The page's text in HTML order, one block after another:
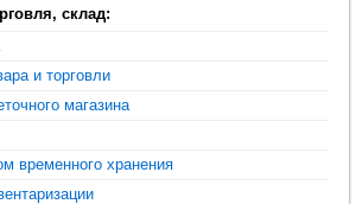
склад:
и торговли
магазина
временного хранения